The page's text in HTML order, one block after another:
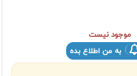
موجود نیست
به من اطلاع بده